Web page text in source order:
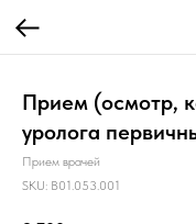
Прием (осмотр,
уролога
Прием врачей
SKU: B01.053.001